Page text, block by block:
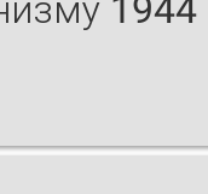
1944